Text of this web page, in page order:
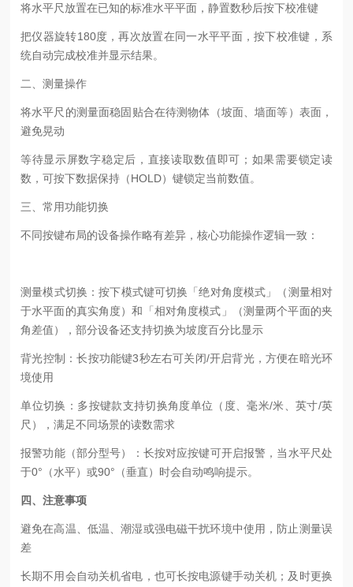
将水平尺放置在已知的标准水平平面 ，静置数秒后按下校准键
把仪器旋转180度，再次放置在同一水平平面，按下校准键，系
统自动完成校准并显示结果。
二、测量操作
将水平尺的测量面稳固贴合在待测物体（坡面、墙面等）表面，
避免晃动
等待显示屏数字稳定后，直接读取数值即可；如果需要锁定读
数，可按下数据保持（HOLD）键锁定当前数值。
三、常用功能切换
不同按键布局的设备操作略有差异，核心功能操作逻辑一致：
测量模式切换 ：按下模式键可切换「绝对角度模式」（测量相对
于水平面的真实角度）和「相对角度模式」（测量两个平面的夹
角差值），部分设备还支持切换为坡度百分比显示
背光控制 ：长按功能键3秒左右可关闭/开启背光，方便在暗光环
境使用
单位切换 ：多按键款支持切换角度单位（度、毫米/米、英寸/英
尺），满足不同场景的读数需求
报警功能（部分型号）
：长按对应按键可开启报警，当水平尺处
于0° （水平）或90° （垂直）时会自动鸣响提示。
四、注意事项
避免在高温、低温、潮湿或强电磁干扰环境中使用，防止测量误
差
长期不用会自动关机省电，也可长按电源键手动关机；及时更换